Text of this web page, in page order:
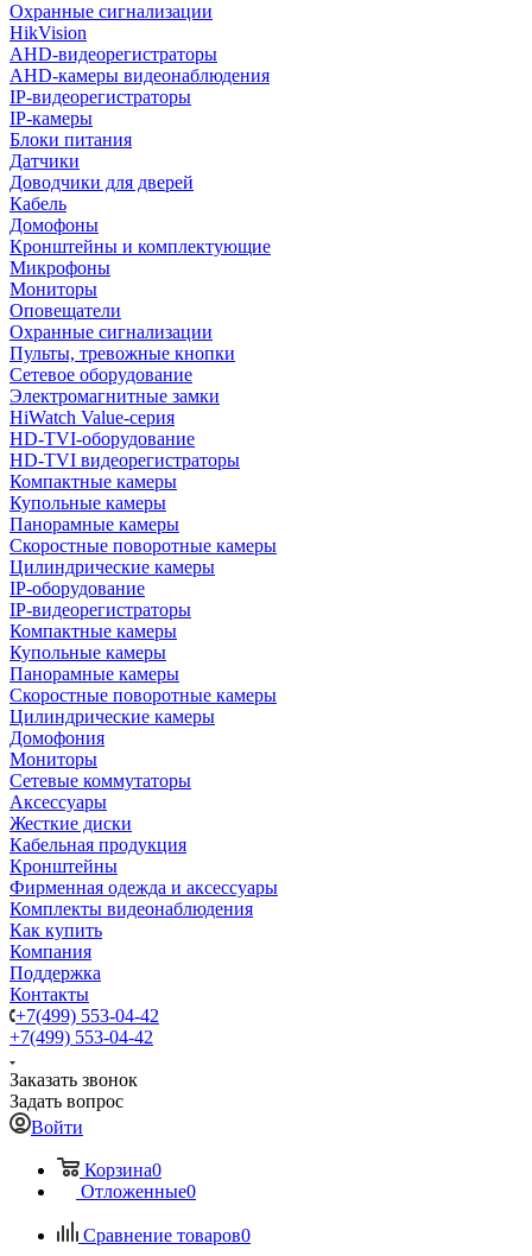
Охранные сигнализации
HikVision
AHD-видеорегистраторы
AHD-камеры видеонаблюдения
IP-видеорегистраторы
IP-камеры
Блоки питания
Датчики
Доводчики для дверей
Кабель
Домофоны
Кронштейны и комплектующие
Микрофоны
Мониторы
Оповещатели
Охранные сигнализации
Пульты, тревожные кнопки
Сетевое оборудование
Электромагнитные замки
HiWatch Value-серия
HD-TVI-оборудование
HD-TVI видеорегистраторы
Компактные камеры
Купольные камеры
Панорамные камеры
Скоростные поворотные камеры
Цилиндрические камеры
IP-оборудование
IP-видеорегистраторы
Компактные камеры
Купольные камеры
Панорамные камеры
Скоростные поворотные камеры
Цилиндрические камеры
Домофония
Мониторы
Сетевые коммутаторы
Аксессуары
Жесткие диски
Кабельная продукция
Кронштейны
Фирменная одежда и аксессуары
Комплекты видеонаблюдения
Как купить
Компания
Поддержка
Контакты
+7(499) 553-04-42
+7(499) 553-04-42
Заказать звонок
Задать вопрос
Войти
Корзина0
Отложенные0
Сравнение товаров0